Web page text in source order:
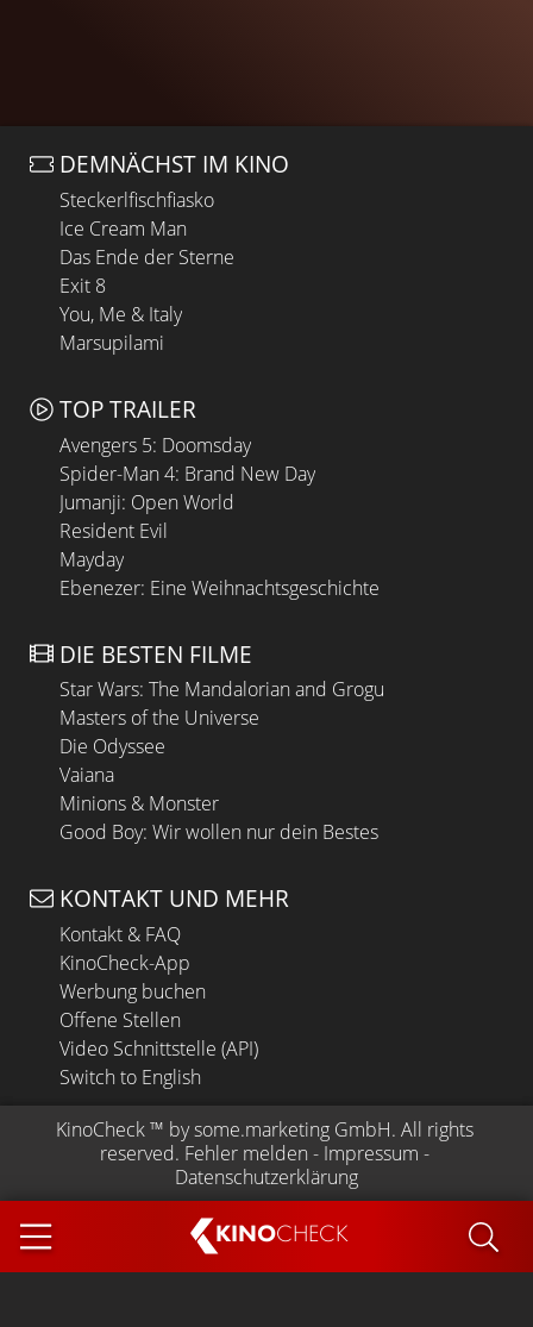
KINOCHECK
DEMNÄCHST IM KINO
Steckerlfischfiasko
Ice Cream Man
Das Ende der Sterne
Exit 8
You, Me & Italy
Marsupilami
TOP TRAILER
Avengers 5: Doomsday
Spider-Man 4: Brand New Day
Jumanji: Open World
Resident Evil
Mayday
Ebenezer: Eine Weihnachtsgeschichte
DIE BESTEN FILME
Star Wars: The Mandalorian and Grogu
Masters of the Universe
Die Odyssee
Vaiana
Minions & Monster
Good Boy: Wir wollen nur dein Bestes
KONTAKT UND MEHR
Kontakt & FAQ
KinoCheck-App
Werbung buchen
Offene Stellen
Video Schnittstelle (API)
Switch to English
KinoCheck ™ by some.marketing GmbH. All rights
reserved. Fehler melden - Impressum -
Datenschutzerklärung